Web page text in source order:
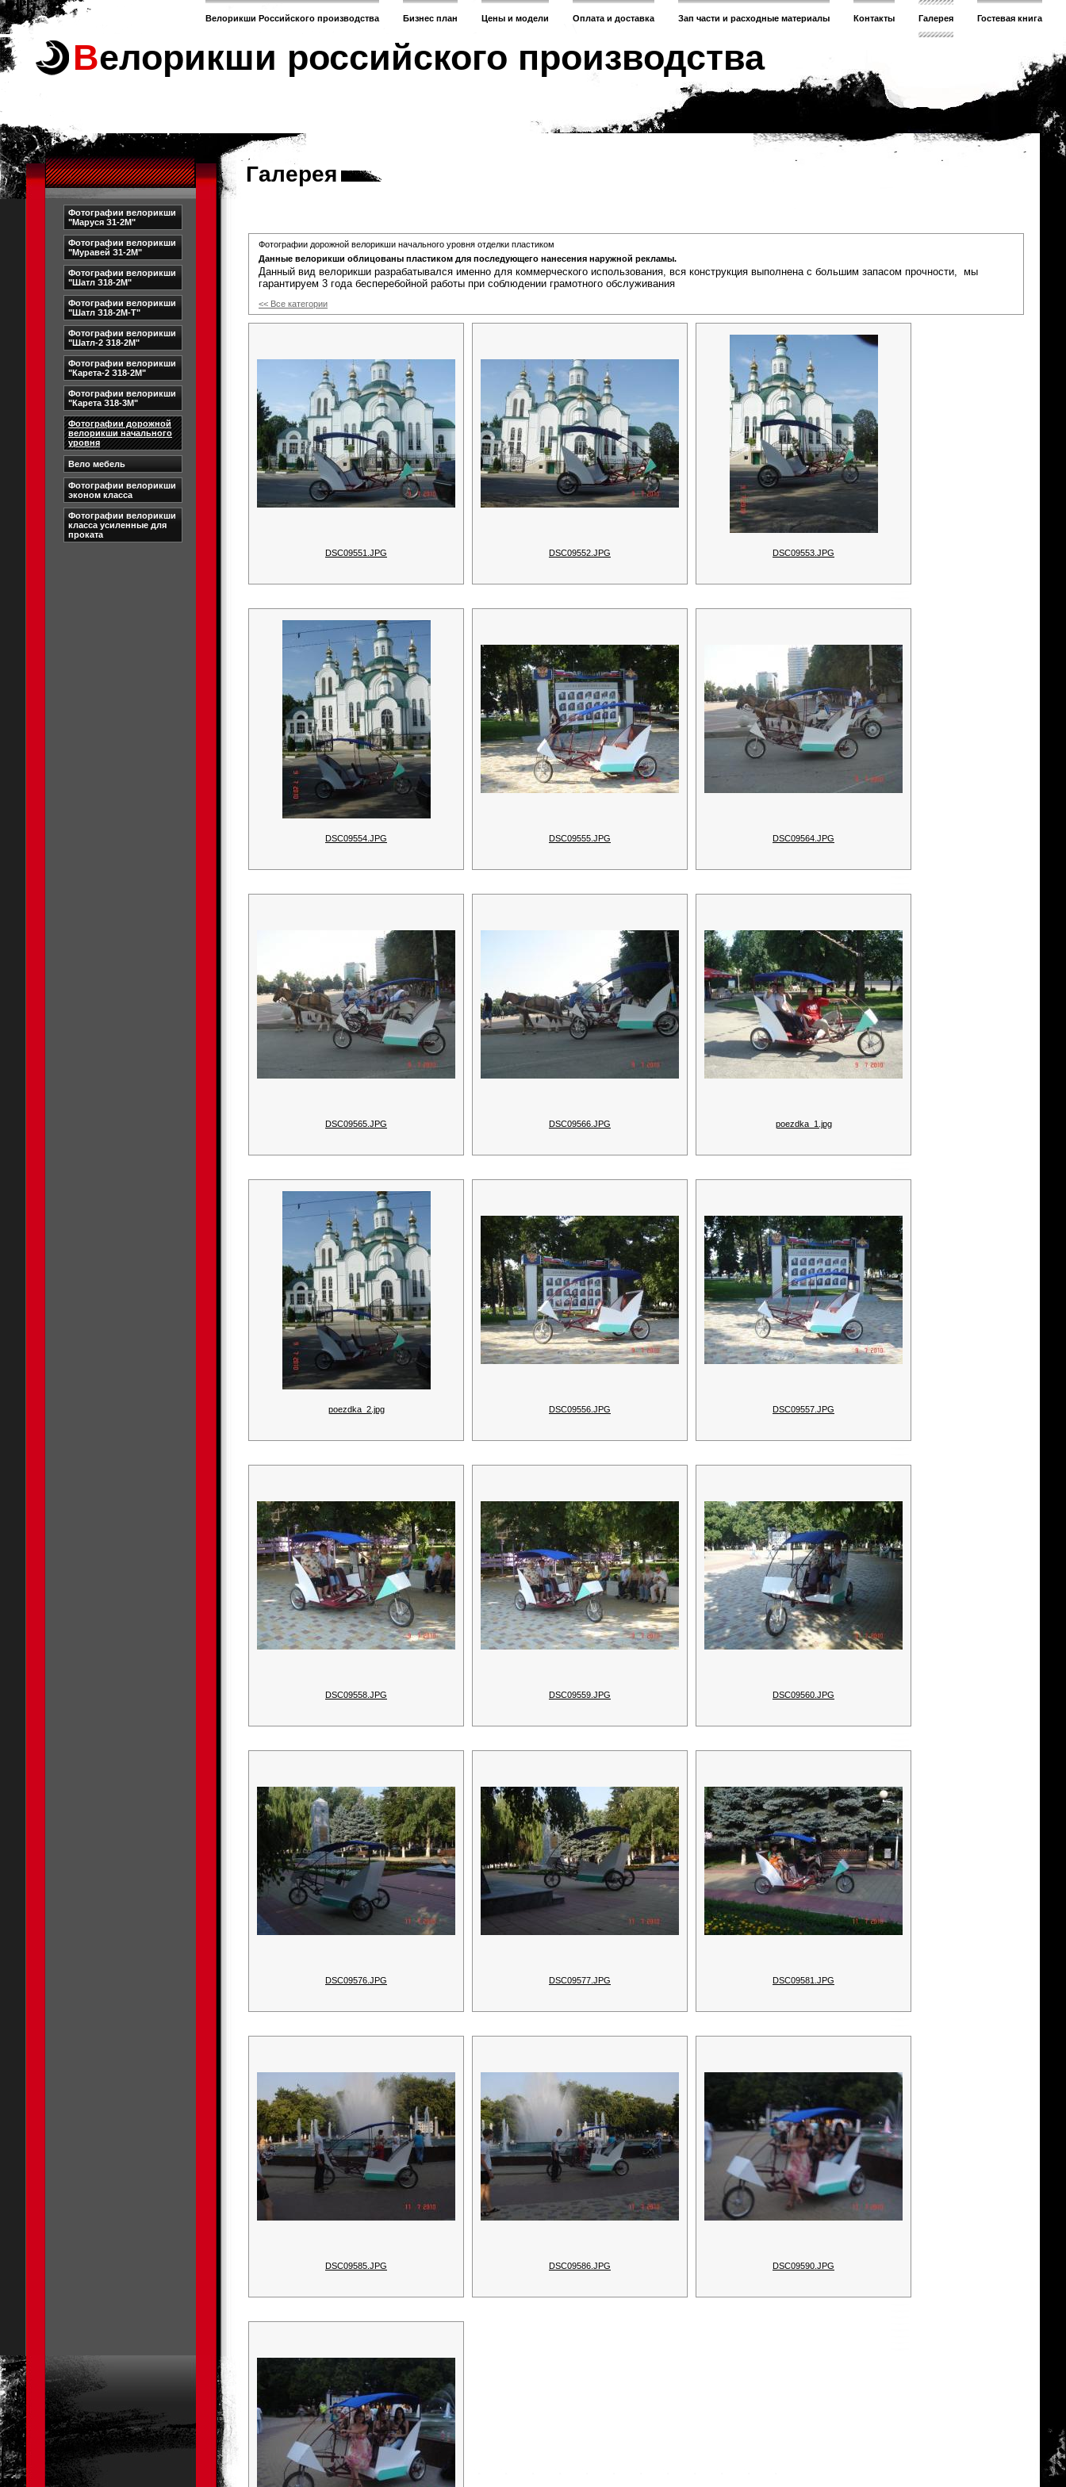
Велорикши Российского производства Бизнес план Цены и модели Оплата и доставка Зап части и расходные материалы Контакты Галерея Гостевая книга
Велорикши российского производства
Фотографии велорикши
"Маруся З1-2М"
Фотографии велорикши
"Муравей З1-2М"
Фотографии велорикши
"Шатл З18-2М"
Фотографии велорикши
"Шатл З18-2М-Т"
Фотографии велорикши
"Шатл-2 З18-2М"
Фотографии велорикши
"Карета-2 З18-2М"
Фотографии велорикши
"Карета З18-3М"
Фотографии дорожной
велорикши начального
уровня
Вело мебель
Фотографии велорикши
эконом класса
Фотографии велорикши
класса усиленные для
проката
Галерея
Фотографии дорожной велорикши начального уровня отделки пластиком
Данные велорикши облицованы пластиком для последующего нанесения наружной рекламы.
Данный вид велорикши разрабатывался именно для коммерческого использования, вся конструкция выполнена с большим запасом прочности, мы
гарантируем 3 года бесперебойной работы при соблюдении грамотного обслуживания
<< Все категории
DSC09551.JPG DSC09552.JPG DSC09553.JPG
DSC09554.JPG DSC09555.JPG DSC09564.JPG
DSC09565.JPG DSC09566.JPG poezdka_1.jpg
poezdka_2.jpg DSC09556.JPG DSC09557.JPG
DSC09558.JPG DSC09559.JPG DSC09560.JPG
DSC09576.JPG DSC09577.JPG DSC09581.JPG
DSC09585.JPG DSC09586.JPG DSC09590.JPG